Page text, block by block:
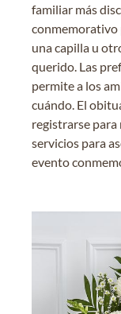
familiar más
conmemorativo
una capilla u
querido. Las
permite a los
cuándo. El
registrarse
servicios para
evento